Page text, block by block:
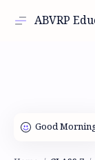
ABVRP